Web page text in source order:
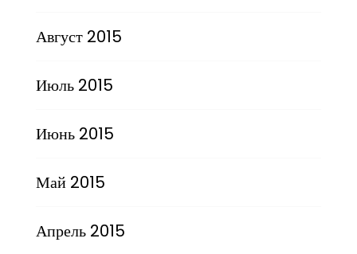
Август 2015
Июль 2015
Июнь 2015
Май 2015
Апрель 2015